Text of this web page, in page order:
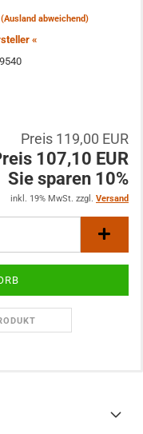
(Ausland abweichend)
«
Preis 119,00 EUR
107,10 EUR
Sie sparen 10%
inkl. 19% MwSt. zzgl. Versand